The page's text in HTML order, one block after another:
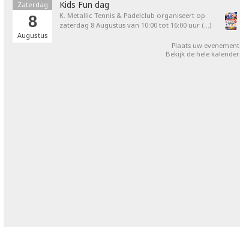
Zaterdag
8
Augustus
Kids Fun dag
K. Metallic Tennis & Padelclub organiseert op
zaterdag 8 Augustus van 10:00 tot 16:00 uur (…)
Plaats uw evenement
Bekijk de hele kalender